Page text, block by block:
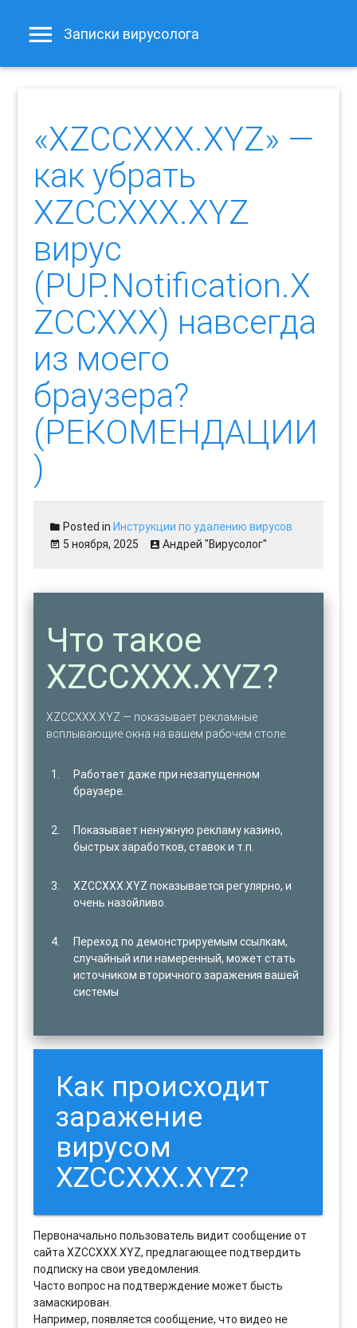
Записки вирусолога
«XZCCXXX.XYZ» —
как убрать
XZCCXXX.XYZ
вирус
(PUP.Notification.X
ZCCXXX) навсегда
из моего
браузера?
(РЕКОМЕНДАЦИИ
)
Posted inИнструкции по удалению вирусов
5 ноября, 2025
Андрей "Вирусолог"
Что такое
XZCCXXX.XYZ?
XZCCXXX.XYZ — показывает рекламные
всплывающие окна на вашем рабочем столе.
Работает даже при незапущенном
браузере.
Показывает ненужную рекламу казино,
быстрых заработков, ставок и т.п.
XZCCXXX.XYZ показывается регулярно, и
очень назойливо.
Переход по демонстрируемым ссылкам,
случайный или намеренный, может стать
источником вторичного заражения вашей
системы
Как происходит
заражение
вирусом
XZCCXXX.XYZ?
Первоначально пользователь видит сообщение от
сайта XZCCXXX.XYZ, предлагающее подтвердить
подписку на свои уведомления.
Часто вопрос на подтверждение может бысть
замаскирован.
Например, появляется сообщение, что видео не